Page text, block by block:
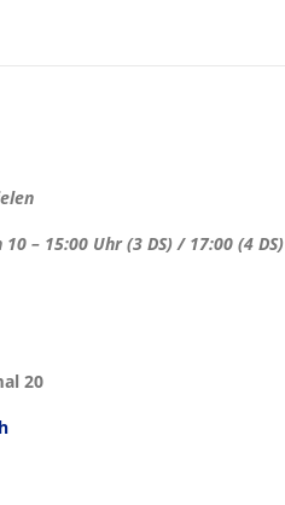
– 15:00 Uhr (3 DS) / 17:00 (4 DS)
20